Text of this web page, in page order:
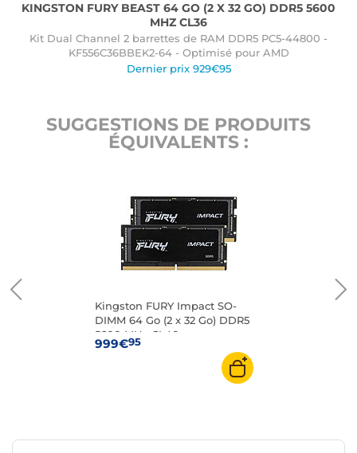
KINGSTON FURY BEAST 64 GO (2 X 32 GO) DDR5 5600
MHZ CL36
Kit Dual Channel 2 barrettes de RAM DDR5 PC5-44800 -
KF556C36BBEK2-64 - Optimisé pour AMD
Dernier prix 929€95
SUGGESTIONS DE PRODUITS
ÉQUIVALENTS :
Kingston FURY Impact SO-
DIMM 64 Go (2 x 32 Go) DDR5
5600 MHz CL40
999€95